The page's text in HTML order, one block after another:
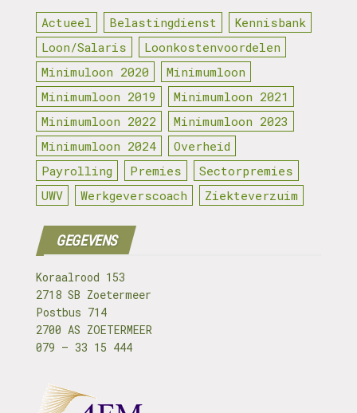
Actueel Belastingdienst
Kennisbank
Loon/Salaris
Loonkostenvoordelen
Minimuloon 2020
Minimumloon
Minimumloon 2019
Minimumloon 2021
Minimumloon 2022
Minimumloon 2023
Minimumloon 2024
Overheid
Payrolling
Premies
Sectorpremies
UWV
Werkgeverscoach Ziekteverzuim
GEGEVENS
Koraalrood 153
2718 SB Zoetermeer
Postbus 714
2700 AS ZOETERMEER
079 – 33 15 444